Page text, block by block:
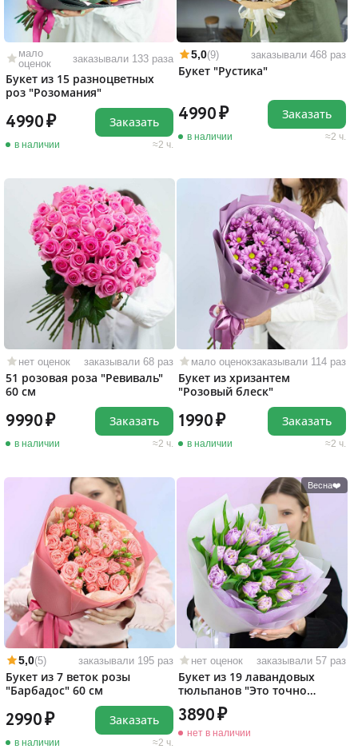
мало
оценок
заказывали 133 раза
Букет из 15 разноцветных
роз "Розомания"
4990
в наличии 2 ч.
Заказать
5,0(9) заказывали 468 раз
Букет "Рустика"
4990
в наличии 2 ч.
Заказать
нет оценок заказывали 68 раз
51 розовая роза "Ревиваль"
60 см
9990
в наличии 2 ч.
Заказать
мало оценокзаказывали 114 раз
Букет из хризантем
"Розовый блеск"
1990
в наличии 2 ч.
Заказать
5,0(5) заказывали 195 раз
Букет из 7 веток розы
"Барбадос" 60 см
2990
в наличии 2 ч.
Заказать
Весна❤️
нет оценок заказывали 57 раз
Букет из 19 лавандовых
тюльпанов "Это точно
любовь!"
3890
нет в наличии